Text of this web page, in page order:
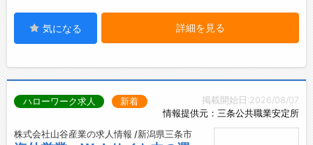
気になる 詳細を見る
掲載開始日:2026/08/07
情報提供元：三条公共職業安定所
ハローワーク求人 新着
株式会社山谷産業の求人情報 /新潟県三条市